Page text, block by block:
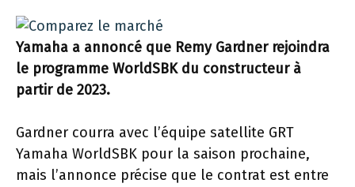
Yamaha a annoncé que Remy Gardner rejoindra
le programme WorldSBK du constructeur à
partir de 2023.
Gardner courra avec l’équipe satellite GRT
Yamaha WorldSBK pour la saison prochaine,
mais l’annonce précise que le contrat est entre